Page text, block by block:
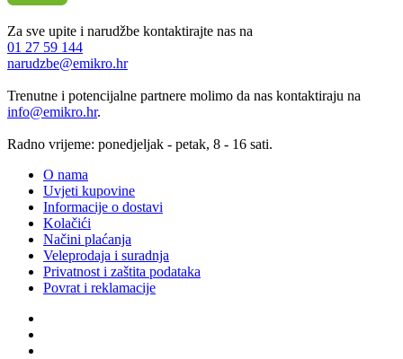
Za sve upite i narudžbe kontaktirajte nas na
01 27 59 144
narudzbe@emikro.hr
Trenutne i potencijalne partnere molimo da nas kontaktiraju na
info@emikro.hr.
Radno vrijeme: ponedjeljak - petak, 8 - 16 sati.
O nama
Uvjeti kupovine
Informacije o dostavi
Kolačići
Načini plaćanja
Veleprodaja i suradnja
Privatnost i zaštita podataka
Povrat i reklamacije